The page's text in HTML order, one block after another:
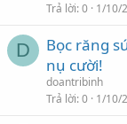
Trả lời 0 1/10/
D
Bọc răng
nụ cười!
doantribinh
Trả lời 0 1/10/